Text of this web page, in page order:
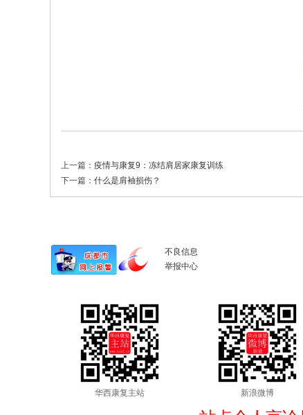
上一篇： 疫情与康复9：冻结肩居家康复训练
下一篇： 什么是肩袖损伤？
不良信息
举报中心
华西康复主站 新浪微博